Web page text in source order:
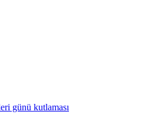
günü kutlaması